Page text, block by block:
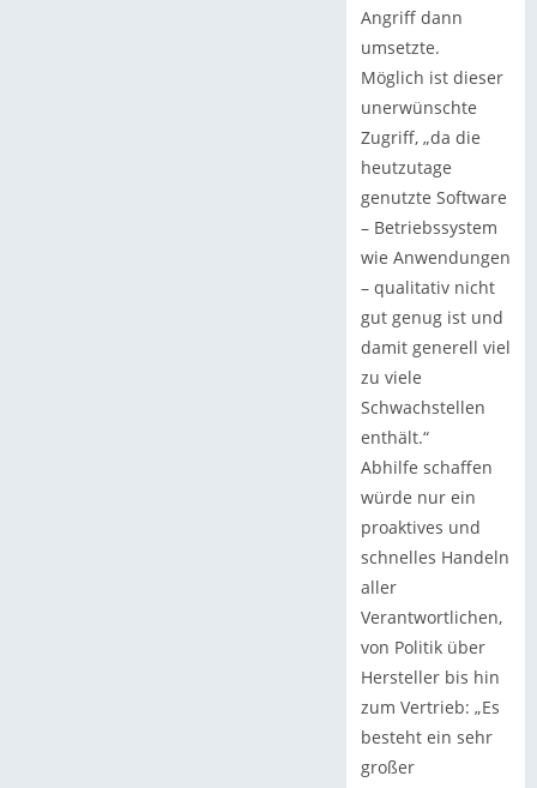
Angriff dann
umsetzte.
Möglich ist dieser
unerwünschte
Zugriff, „da die
heutzutage
genutzte Software
– Betriebssystem
wie Anwendungen
– qualitativ nicht
gut genug ist und
damit generell viel
zu viele
Schwachstellen
enthält.“
Abhilfe schaffen
würde nur ein
proaktives und
schnelles Handeln
aller
Verantwortlichen,
von Politik über
Hersteller bis hin
zum Vertrieb: „Es
besteht ein sehr
großer